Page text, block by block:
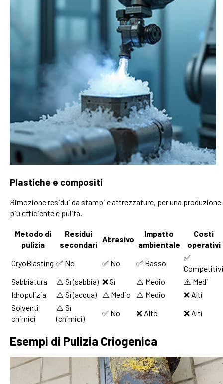
Plastiche e compositi
Rimozione residui da stampi e attrezzature, per una produzione
più efficiente e pulita.
Metodo di
pulizia
Residui
secondari
Abrasivo
Impatto
ambientale
Costi
operativi
CryoBlasting ✅ No ✅ No ✅ Basso
✅
Competitivi
Sabbiatura
⚠️ Sì (sabbia) ❌ Sì ⚠️ Medio
⚠️ Medi
Idropulizia
⚠️ Sì (acqua) ⚠️ Medio ⚠️ Medio
❌ Alti
Solventi
chimici
⚠️ Sì
(chimici)
✅ No ❌ Alto ❌ Alti
Esempi di Pulizia Criogenica